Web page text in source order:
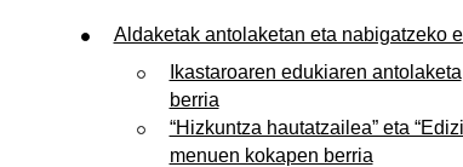
Aldaketak antolaketan eta nabigatzeko
Ikastaroaren edukiaren antolaketa
berria
“Hizkuntza hautatzailea” eta
menuen kokapen berria